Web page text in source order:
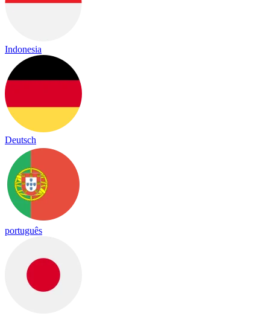
Indonesia
Deutsch
português